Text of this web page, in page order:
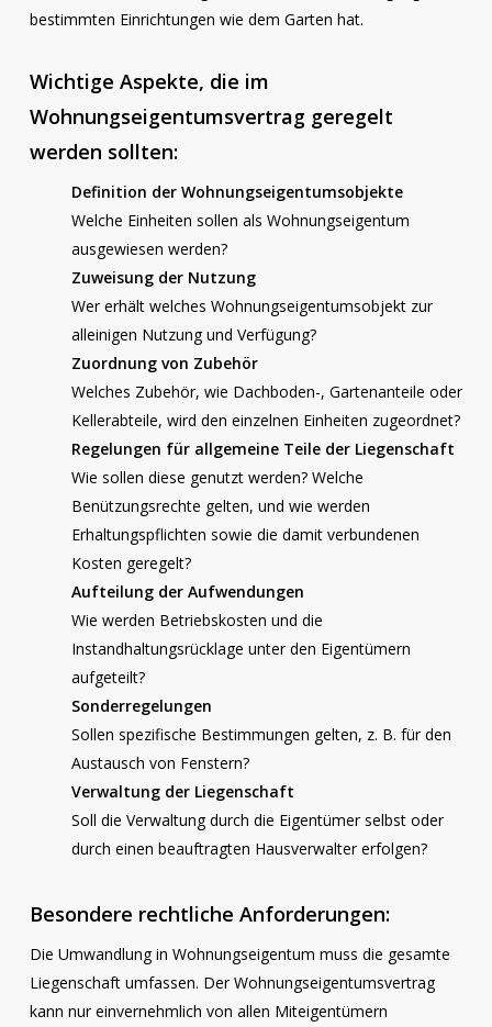
bestimmten Einrichtungen wie dem Garten hat.
Wichtige Aspekte, die im
Wohnungseigentumsvertrag geregelt
werden sollten:
Definition der Wohnungseigentumsobjekte
Welche Einheiten sollen als Wohnungseigentum
ausgewiesen werden?
Zuweisung der Nutzung
Wer erhält welches Wohnungseigentumsobjekt zur
alleinigen Nutzung und Verfügung?
Zuordnung von Zubehör
Welches Zubehör, wie Dachboden-, Gartenanteile oder
Kellerabteile, wird den einzelnen Einheiten zugeordnet?
Regelungen für allgemeine Teile der Liegenschaft
Wie sollen diese genutzt werden? Welche
Benützungsrechte gelten, und wie werden
Erhaltungspflichten sowie die damit verbundenen
Kosten geregelt?
Aufteilung der Aufwendungen
Wie werden Betriebskosten und die
Instandhaltungsrücklage unter den Eigentümern
aufgeteilt?
Sonderregelungen
Sollen spezifische Bestimmungen gelten, z. B. für den
Austausch von Fenstern?
Verwaltung der Liegenschaft
Soll die Verwaltung durch die Eigentümer selbst oder
durch einen beauftragten Hausverwalter erfolgen?
Besondere rechtliche Anforderungen:
Die Umwandlung in Wohnungseigentum muss die gesamte
Liegenschaft umfassen. Der Wohnungseigentumsvertrag
kann nur einvernehmlich von allen Miteigentümern